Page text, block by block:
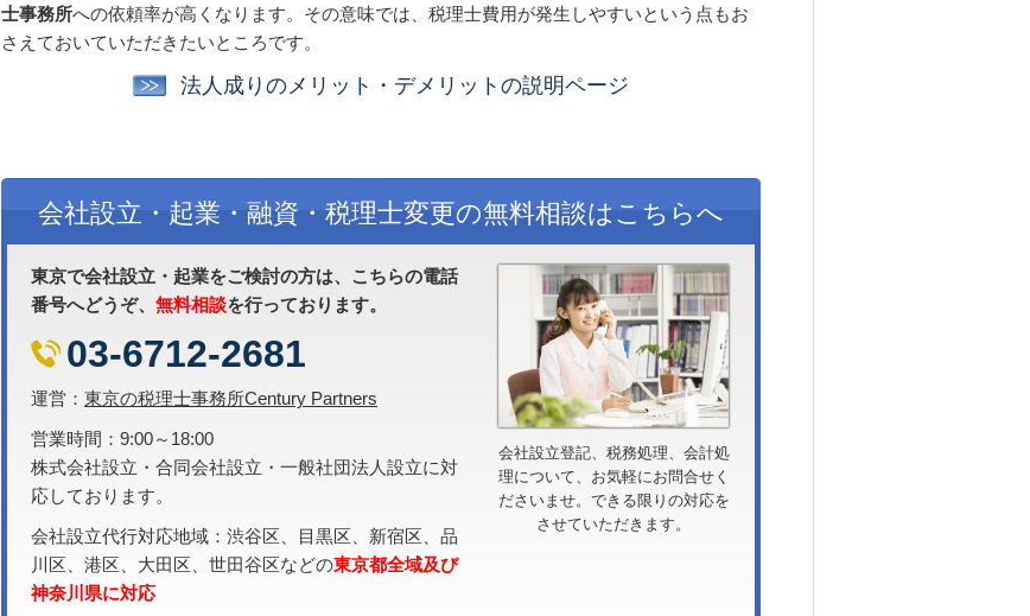
士事務所への依頼率が高くなります。その意味では、税理士費用が発生しやすいという点もお
さえておいていただきたいところです。
法人成りのメリット・デメリットの説明ページ
会社設立・起業・融資・税理士変更の無料相談はこちらへ
会社設立登記、税務処理、会計処
理について、お気軽にお問合せく
ださいませ。できる限りの対応を
させていただきます。
東京で会社設立・起業をご検討の方は、こちらの電話
番号へどうぞ、 無料相談を行っております。
03-6712-2681
運営： 東京の税理士事務所Century Partners
営業時間：9:00～18:00
株式会社設立・合同会社設立・一般社団法人設立に対
応しております。
会社設立代行対応地域：渋谷区、目黒区、新宿区、品
川区、港区、大田区、世田谷区などの東京都全域及び
神奈川県に対応